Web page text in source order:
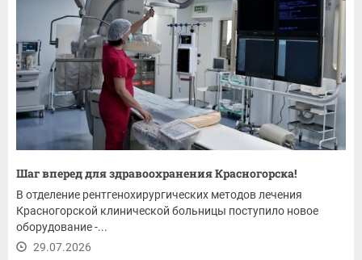
Шаг вперед для здравоохранения Красногорска!
В отделение рентгенохирургических методов лечения
Красногорской клинической больницы поступило новое
оборудование -...
29.07.2026